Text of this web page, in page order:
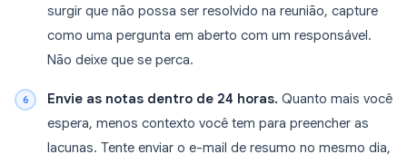
surgir que não possa ser resolvido na reunião, capture
como uma pergunta em aberto com um responsável.
Não deixe que se perca.
Envie as notas dentro de 24 horas. Quanto mais você
espera, menos contexto você tem para preencher as
lacunas. Tente enviar o e-mail de resumo no mesmo dia,